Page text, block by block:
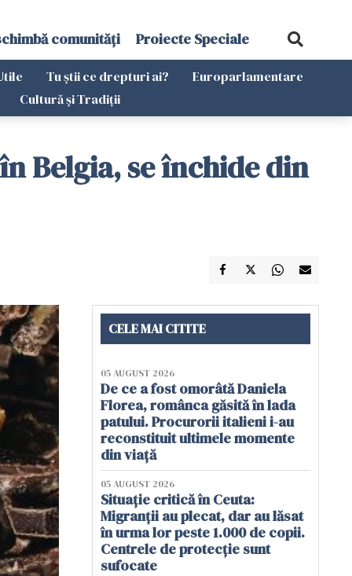
comunități Proiecte Speciale
Tu știi ce drepturi ai?
Europarlamentare
Cultură și Tradiții
Belgia, se închide din
CELE MAI CITITE
05 AUGUST 2026
De ce a fost omorâtă Daniela
Florea, românca găsită în lada
patului. Procurorii italieni i-au
reconstituit ultimele momente
din viață
05 AUGUST 2026
Situație critică în Ceuta:
Migranții au plecat, dar au lăsat
în urma lor peste 1.000 de copii.
Centrele de protecție sunt
sufocate